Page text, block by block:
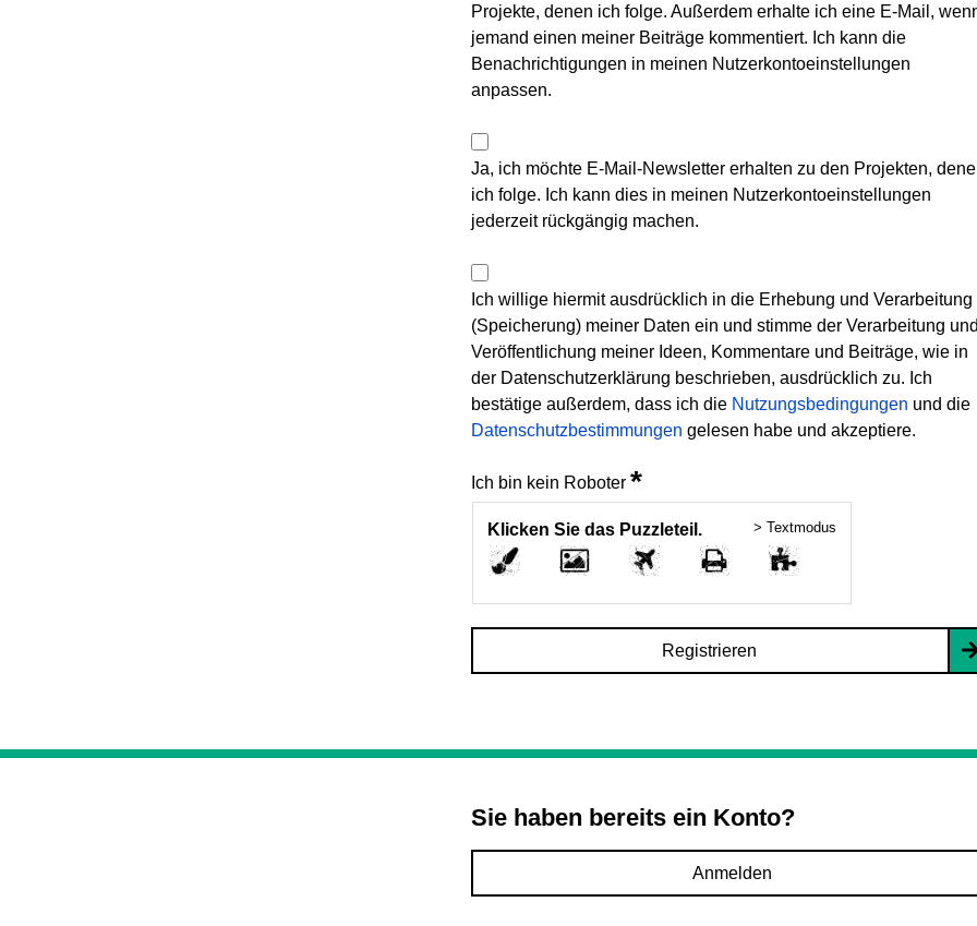
Projekte, denen ich folge. Außerdem erhalte ich eine E-Mail,
jemand einen meiner Beiträge kommentiert. Ich kann die
Benachrichtigungen in meinen Nutzerkontoeinstellungen
anpassen.
Ja, ich möchte E-Mail-Newsletter erhalten zu den Projekten,
ich folge. Ich kann dies in meinen Nutzerkontoeinstellungen
jederzeit rückgängig machen.
Ich willige hiermit ausdrücklich in die Erhebung und Verarbeitung
(Speicherung) meiner Daten ein und stimme der Verarbeitung und
Veröffentlichung meiner Ideen, Kommentare und Beiträge, wie in
der Datenschutzerklärung beschrieben, ausdrücklich zu. Ich
bestätige außerdem, dass ich die Nutzungsbedingungen und die
Datenschutzbestimmungen gelesen habe und akzeptiere.
Ich bin kein Roboter *
Klicken Sie das Puzzleteil. > Textmodus
Registrieren
Sie haben bereits ein Konto?
Anmelden